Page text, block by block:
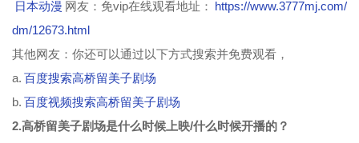
日本动漫 网友：免vip在线观看地址： https://www.3777mj.com/
dm/12673.html
其他网友：你还可以通过以下方式搜索并免费观看，
a. 百度搜索高桥留美子剧场
b. 百度视频搜索高桥留美子剧场
2.高桥留美子剧场是什么时候上映/什么时候开播的？